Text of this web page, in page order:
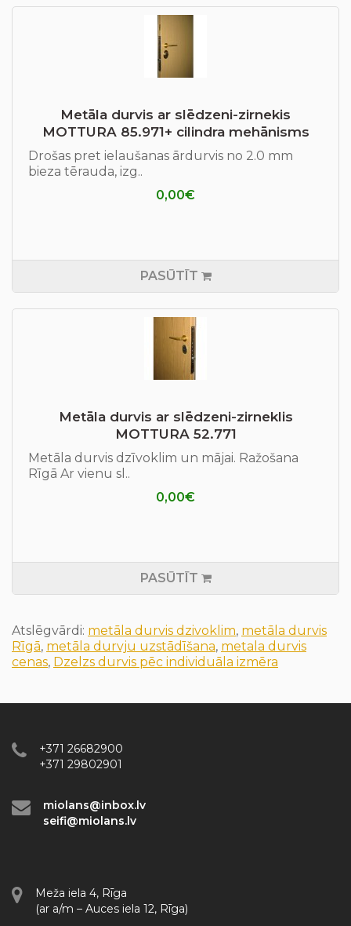
Metāla durvis ar slēdzeni-zirnekis
MOTTURA 85.971+ cilindra mehānisms
Drošas pret ielaušanas ārdurvis no 2.0 mm
bieza tērauda, izg..
0,00€
PASŪTĪT
Metāla durvis ar slēdzeni-zirneklis
MOTTURA 52.771
Metāla durvis dzīvoklim un mājai. Ražošana
Rīgā Ar vienu sl..
0,00€
PASŪTĪT
Atslēgvārdi: metāla durvis dzivoklim, metāla durvis
Rīgā, metāla durvju uzstādīšana, metala durvis
cenas, Dzelzs durvis pēc individuāla izmēra
+371 26682900
+371 29802901
miolans@inbox.lv
seifi@miolans.lv
Meža iela 4, Rīga
(ar a/m – Auces iela 12, Rīga)